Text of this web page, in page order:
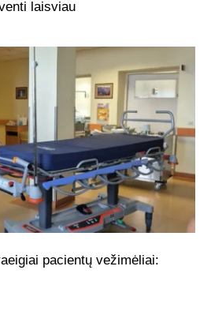
laisviau
pacientų vežimėliai: